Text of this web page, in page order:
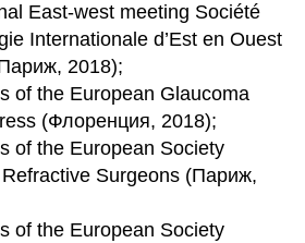
East-west meeting Société
Internationale d’Est en Ouest
2018);
of the European Glaucoma
(Флоренция, 2018);
of the European Society
Surgeons (Париж,
of the European Society